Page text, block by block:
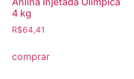
4 kg
R$64,41
comprar